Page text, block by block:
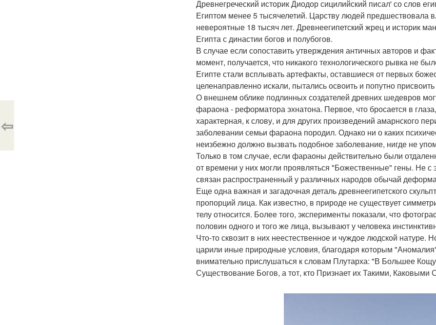
Древнегреческий историк Диодор сицилийский писал' со слов
Египтом менее 5 тысячелетий. Царству людей предшествовала
невероятные 18 тысяч лет. Древнеегипетский жрец и историк
Египта с династии богов и полубогов.
В случае если сопоставить утверждения античных авторов и
момент, получается, что никакого технологического рывка не
Египте стали всплывать артефакты, оставшиеся от первых
целенаправленно искали, пытались освоить и попутно
О внешнем облике подлинных создателей древних шедевров
фараона - реформатора эхнатона. Первое, что бросается в
характерная, к слову, и для других произведений амарнского
заболевании семьи фараона породил. Однако ни о каких
неизбежно должно вызвать подобное заболевание, нигде не
Только в том случае, если фараоны действительно были
от времени у них могли проявляться "Божественные" гены. Не с
связан распространенный у различных народов обычай
Еще одна важная и загадочная деталь древнеегипетского
пропорций лица. Как известно, в природе не существует
телу относится. Более того, эксперименты показали, что
половин одного и того же лица, вызывают у человека
Что-то сквозит в них неестественное и чуждое людской натуре.
царили иные природные условия, благодаря которым
внимательно прислушаться к словам Плутарха: "В Большее
Существование Богов, а тот, кто Признает их Такими,
⇦